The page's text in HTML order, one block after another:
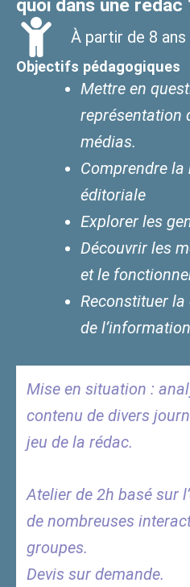
quoi dans une rédac
À partir de 8 ans
Objectifs pédagogiques
Mettre en
représentation
médias.
Comprendre
éditoriale
Explorer les
Découvrir les
et le
Reconstituer
de
Mise en situation :
contenu de divers
jeu de la rédac.
Atelier de 2h basé sur
de nombreuses
groupes.
Devis sur demande.